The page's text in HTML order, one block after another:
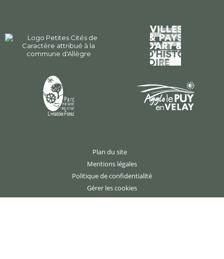
Plan du site
Mentions légales
Politique de confidentialité
Gérer les cookies